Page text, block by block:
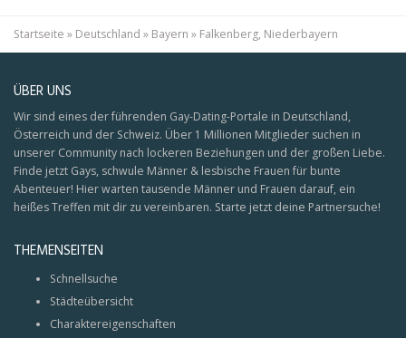
Startseite » Deutschland » Bayern » Falkenberg, Niederbayern
ÜBER UNS
Wir sind eines der führenden Gay-Dating-Portale in Deutschland,
Österreich und der Schweiz. Über 1 Millionen Mitglieder suchen in
unserer Community nach lockeren Beziehungen und der großen Liebe.
Finde jetzt Gays, schwule Männer & lesbische Frauen für bunte
Abenteuer! Hier warten tausende Männer und Frauen darauf, ein
heißes Treffen mit dir zu vereinbaren. Starte jetzt deine Partnersuche!
THEMENSEITEN
Schnellsuche
Städteübersicht
Charaktereigenschaften